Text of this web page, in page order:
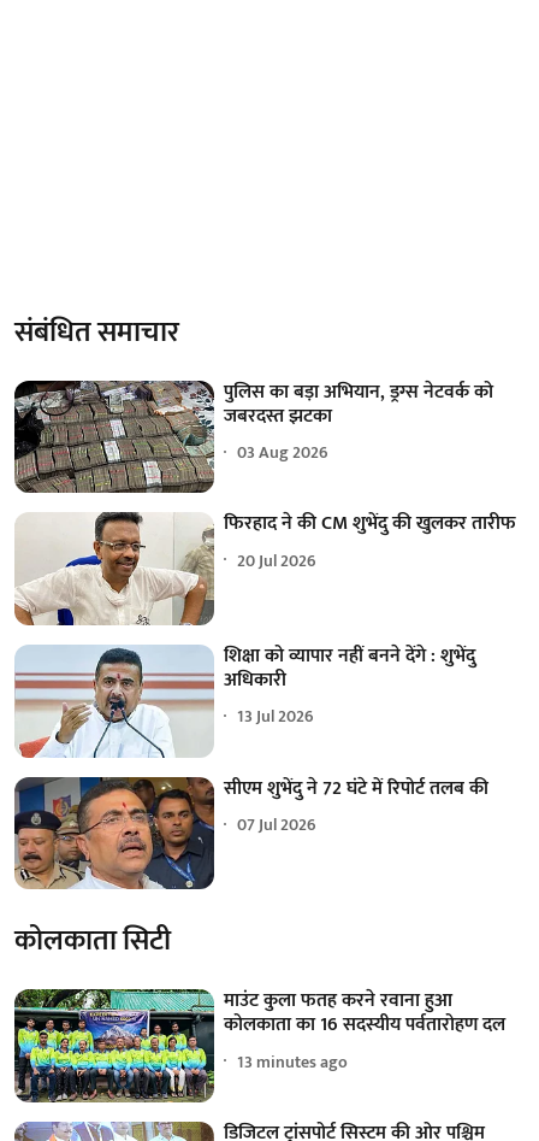
संबंधित समाचार
पुलिस का बड़ा अभियान, ड्रग्स नेटवर्क को
जबरदस्त झटका
03 Aug 2026
फिरहाद ने की CM शुभेंदु की खुलकर तारीफ
20 Jul 2026
शिक्षा को व्यापार नहीं बनने देंगे : शुभेंदु
अधिकारी
13 Jul 2026
सीएम शुभेंदु ने 72 घंटे में रिपोर्ट तलब की
07 Jul 2026
कोलकाता सिटी
माउंट कुला फतह करने रवाना हुआ
कोलकाता का 16 सदस्यीय पर्वतारोहण दल
13 minutes ago
डिजिटल ट्रांसपोर्ट सिस्टम की ओर पश्चिम